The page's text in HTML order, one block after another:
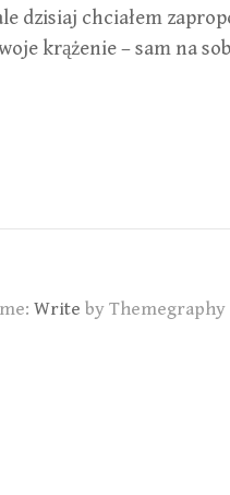
dzisiaj chciałem
krążenie – sam na
Write by Themegraphy